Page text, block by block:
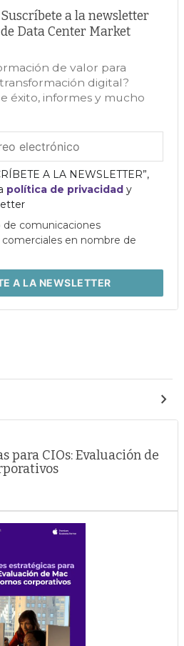
Suscríbete a la newsletter
de Data Center Market
de valor para
digital?
éxito, informes y mucho
A LA NEWSLETTER”,
política de privacidad y
comunicaciones
en nombre de
A LA NEWSLETTER
para CIOs: Evaluación de